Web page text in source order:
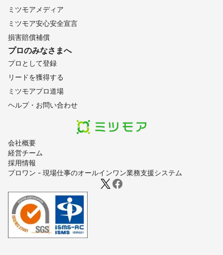
会社概要
経営チーム
採用情報
プロワン - 現場仕事のオールインワン業務支援システム
ミツモアメディア
ミツモア安心安全宣言
損害賠償補償
プロのみなさまへ
プロとして登録
リードを獲得する
ミツモアプロ道場
ヘルプ・お問い合わせ